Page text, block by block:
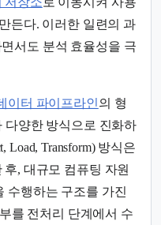
든다. 이러한 일련의 과
서도 분석 효율성을 극
이터 파이프라인의 형
다양한 방식으로 진화하
Load, Transform) 방식은
, 대규모 컴퓨팅 자원
수행하는 구조를 가진
를 전처리 단계에서 수